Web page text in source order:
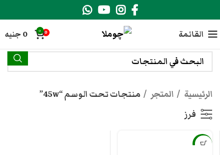
القائمة 0
0
0 جنيه
الرئيسية المتجر
منتجات تحت الوسم “45w”
فرز
-38%